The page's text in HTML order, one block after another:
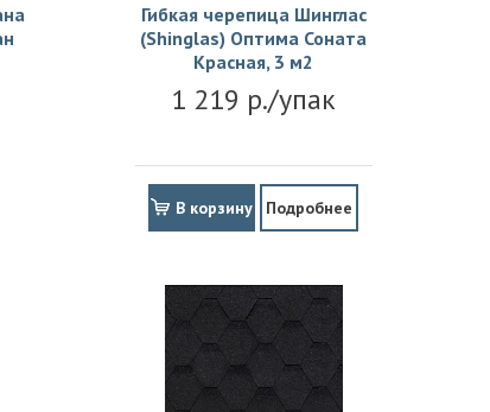
Гибкая черепица Шинглас
(Shinglas) Оптима Соната
Красная, 3 м2
1 219 р./упак
В корзину Подробнее